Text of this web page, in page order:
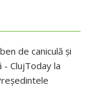
de caniculă și
- ClujToday la